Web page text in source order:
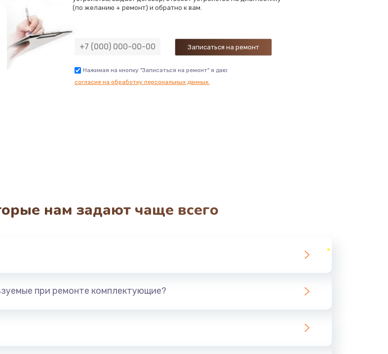
(по желанию + ремонт) и обратно к вам.
Нажимая на кнопку "Записаться на ремонт" я даю
согласие на обработку персональных данных.
нам задают чаще всего
при ремонте комплектующие?